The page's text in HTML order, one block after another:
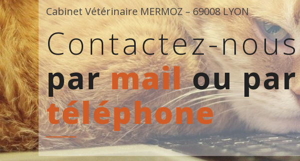
Cabinet Vétérinaire MERMOZ – 69008 LYON
Contactez-nous
parmailou par
téléphone